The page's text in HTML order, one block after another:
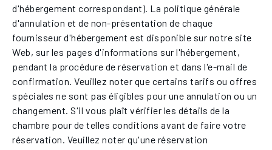
d'hébergement correspondant). La politique générale
d'annulation et de non-présentation de chaque
fournisseur d'hébergement est disponible sur notre site
Web, sur les pages d'informations sur l'hébergement,
pendant la procédure de réservation et dans l'e-mail de
confirmation. Veuillez noter que certains tarifs ou offres
spéciales ne sont pas éligibles pour une annulation ou un
changement. S'il vous plaît vérifier les détails de la
chambre pour de telles conditions avant de faire votre
réservation. Veuillez noter qu'une réservation